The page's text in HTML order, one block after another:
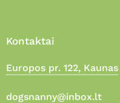
Suma:
Kontaktai
Europos pr. 122, Kaunas
dogsnanny@inbox.lt